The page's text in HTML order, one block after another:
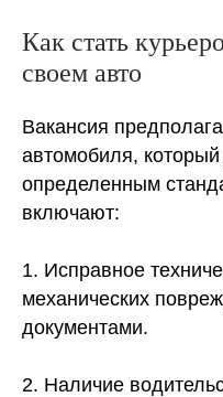
Как стать
своем авто
Вакансия
автомобиля,
определенным
включают:
1. Исправное
механических
документами.
2. Наличие